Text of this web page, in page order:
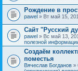
Рождение в
pawel » Вт май 15,
Сайт "Русский
pawel » Вс май 13,
полезной
Создаём
поместья
Вячеслав Богданов »